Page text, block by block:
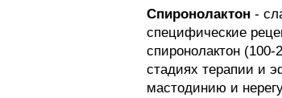
Спиронолактон -
специфические
спиронолактон
стадиях терапии и
мастодинию и